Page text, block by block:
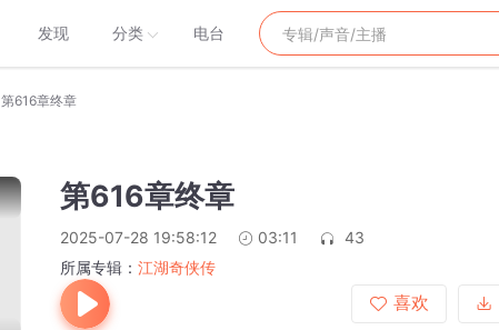
发现 分类 电台
第616章终章
第616章终章
2025-07-28 19:58:12 03:11
43
所属专辑： 江湖奇侠传
喜欢